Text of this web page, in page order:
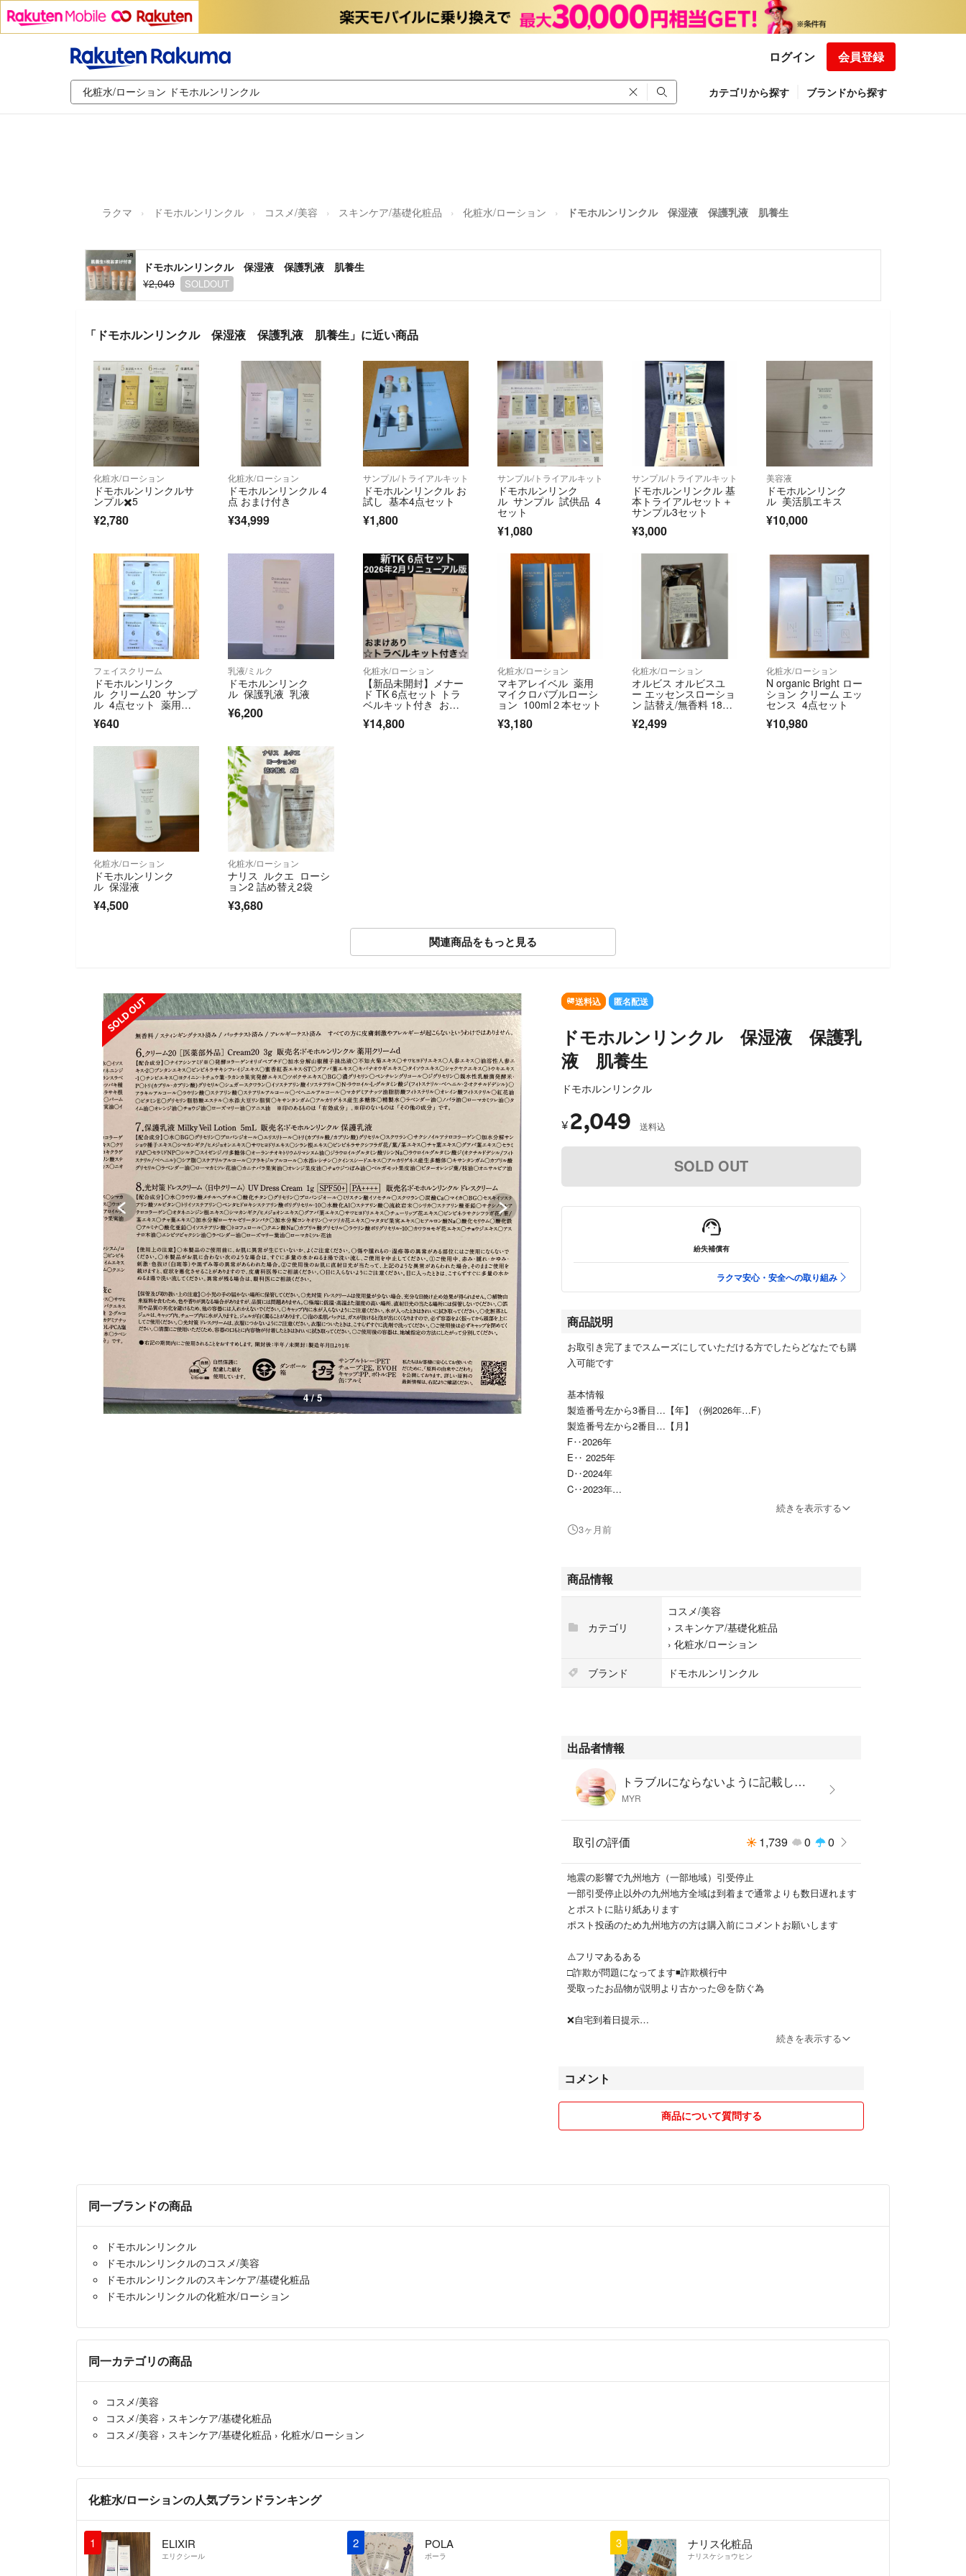
ログイン 会員登録
カテゴリから探す ブランドから探す
ラクマ ドモホルンリンクル コスメ/美容 スキンケア/基礎化粧品 化粧水/ローション ドモホルンリンクル 保湿液 保護乳液 肌養生
ドモホルンリンクル 保湿液 保護乳液 肌養生
¥2,049
SOLDOUT
「ドモホルンリンクル 保湿液 保護乳液 肌養生」に近い商品
化粧水/ローション
ドモホルンリンクルサ
ンプル✖️5
¥2,780
化粧水/ローション
ドモホルンリンクル 4
点 おまけ付き
¥34,999
サンプル/トライアルキット
ドモホルンリンクル お
試し 基本4点セット
¥1,800
サンプル/トライアルキット
ドモホルンリンク
ル サンプル 試供品 4
セット
¥1,080
サンプル/トライアルキット
ドモホルンリンクル 基
本トライアルセット＋
サンプル3セット
¥3,000
美容液
ドモホルンリンク
ル 美活肌エキス
¥10,000
フェイスクリーム
ドモホルンリンク
ル クリーム20 サンプ
ル 4点セット 薬用ク
イスクリーム
¥640
乳液/ミルク
ドモホルンリンク
ル 保護乳液 乳液
¥6,200
化粧水/ローション
【新品未開封】メナー
ド TK 6点セット トラ
ベルキット付き おま
ル 新発売
¥14,800
化粧水/ローション
マキアレイベル 薬用
マイクロバブルローシ
ョン 100ml２本セット
¥3,180
化粧水/ローション
オルビス オルビスユ
ー エッセンスローショ
ン 詰替え/無香料 180m
¥2,499
化粧水/ローション
N organic Bright ロー
ション クリーム エッ
センス 4点セット
¥10,980
化粧水/ローション
ドモホルンリンク
ル 保湿液
¥4,500
化粧水/ローション
ナリス ルクエ ローシ
ョン2 詰め替え2袋
¥3,680
関連商品をもっと見る
SOLD OUT SOLD OUT
4 / 5
送料込 匿名配送
ドモホルンリンクル 保湿液 保護乳
液 肌養生
ドモホルンリンクル
¥ 2,049 送料込
SOLD OUT
紛失補償有
ラクマ安心・安全への取り組み
商品説明
お取引き完了までスムーズにしていただける方でしたらどなたでも購
入可能です
基本情報
製造番号左から3番目…【年】（例2026年…F）
製造番号左から2番目…【月】
F‥2026年
E‥ 2025年
D‥2024年
C‥2023年
L‥2020年
容器入サンプル
KD‥2024年12月
AE‥2025年2月
※種類によって異なります
多忙につき本数変更できません
⚠️リニューアル前とリニューアル後
同じ容器なのでお気をつけください
他サイトで購入される際にも必ず製造番号で確認するのが騙されない
ためです
✨リニューアル後のお品物です✨
④サンプルサイズ 保湿液
８m l × 3本【2026年3月 BF】
⑦サンプルサイズ 保護乳液
5m l × 3本【2026年3月 BF】
※他のマスク付きの出品物と同梱の時にはマスクは1枚になります
ご希望のマスクのお知らせがない時はこちらで決めさせていただきま
続きを表示する
3ヶ月前
商品情報
カテゴリ
コスメ/美容
› スキンケア/基礎化粧品
› 化粧水/ローション
ブランド
ドモホルンリンクル
出品者情報
トラブルにならないように記載しているのでプロフ読んでね！
MYR
取引の評価 1,739 0 0
地震の影響で九州地方（一部地域）引受停止
一部引受停止以外の九州地方全域は到着まで通常よりも数日遅れます
とポストに貼り紙あります
ポスト投函のため九州地方の方は購入前にコメントお願いします
⚠️フリマあるある
□詐欺が問題になってます◾️詐欺横行中
受取ったお品物が説明より古かった😢を防ぐ為
❌自宅到着日提示
⭕️製造年月や製造番号提示
嘘はつけません
詐欺にあわないためには製造番号や製造年月の確認は必須
④購入（承認）から時間経過のお支払いは発送できない状況になりキ
⑦他フリマも含め相場よりもお安く出品している商品にはおまけつき
ません3000円以下の商品にもおまけつきません
続きを表示する
コメント
商品について質問する
同一ブランドの商品
ドモホルンリンクル
ドモホルンリンクルのコスメ/美容
ドモホルンリンクルのスキンケア/基礎化粧品
ドモホルンリンクルの化粧水/ローション
同一カテゴリの商品
コスメ/美容
コスメ/美容 › スキンケア/基礎化粧品
コスメ/美容 › スキンケア/基礎化粧品 › 化粧水/ローション
化粧水/ローションの人気ブランドランキング
1 ELIXIR
エリクシール
2 POLA
ポーラ
3 ナリス化粧品
ナリスケショウヒン